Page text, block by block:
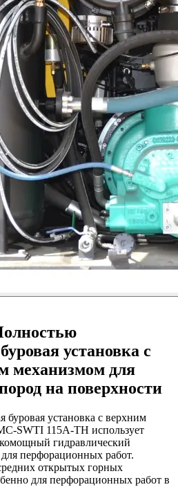
установка с
механизмом для
на поверхности
буровая установка с верхним
SWTI 115A-TH использует
гидравлический
перфорационных работ.
открытых горных
для перфорационных работ в